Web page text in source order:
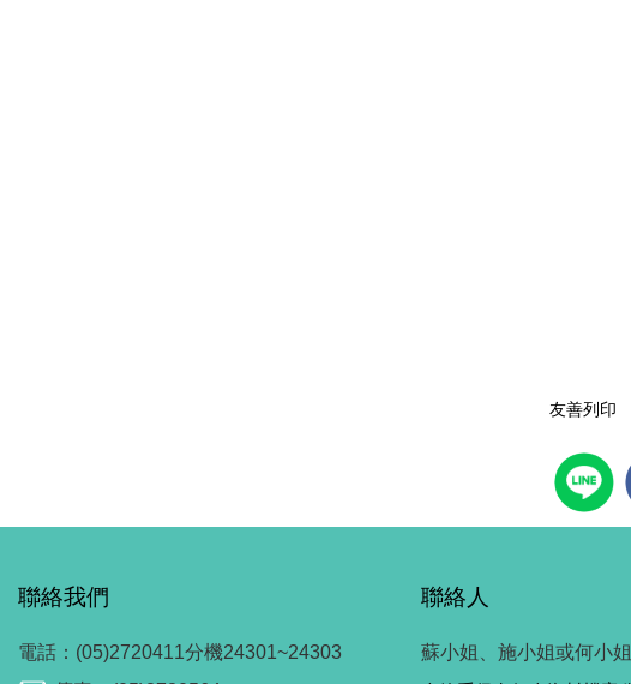
友善列印
聯絡我們
電話：(05)2720411分機24301~24303
聯絡人
蘇小姐、施小姐或何小姐